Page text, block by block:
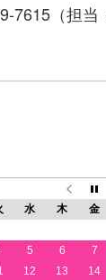
（担当
水 木 金
5 6 7
12 13 14